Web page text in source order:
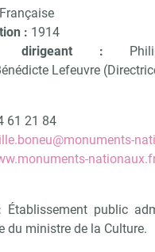
Française
: 1914
dirigeant :
Lefeuvre
61 21 84
Établissement public
du ministre de la Culture.